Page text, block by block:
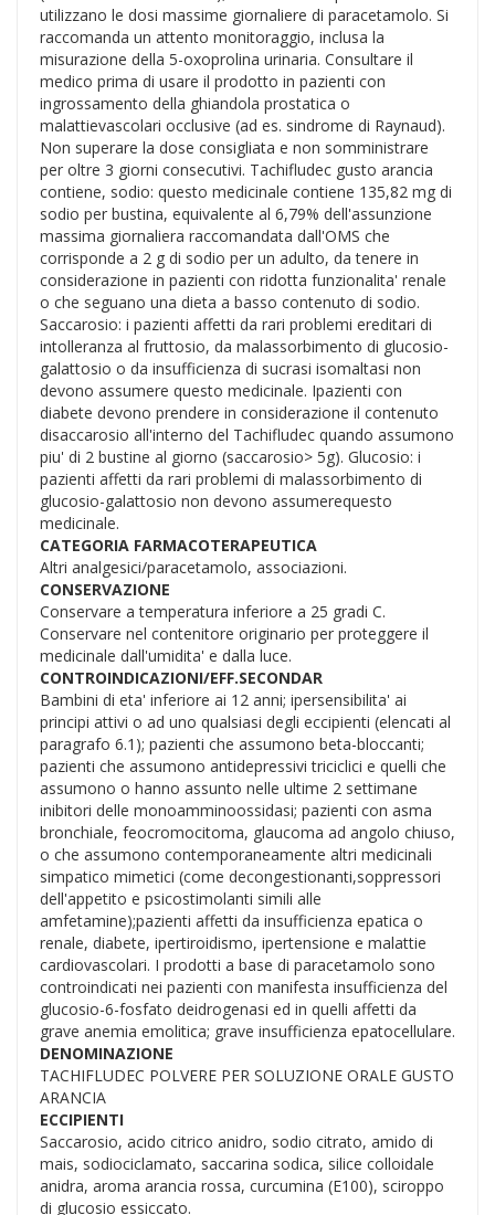
utilizzano le dosi massime giornaliere di paracetamolo. Si
raccomanda un attento monitoraggio, inclusa la
misurazione della 5-oxoprolina urinaria. Consultare il
medico prima di usare il prodotto in pazienti con
ingrossamento della ghiandola prostatica o
malattievascolari occlusive (ad es. sindrome di Raynaud).
Non superare la dose consigliata e non somministrare
per oltre 3 giorni consecutivi. Tachifludec gusto arancia
contiene, sodio: questo medicinale contiene 135,82 mg di
sodio per bustina, equivalente al 6,79% dell'assunzione
massima giornaliera raccomandata dall'OMS che
corrisponde a 2 g di sodio per un adulto, da tenere in
considerazione in pazienti con ridotta funzionalita' renale
o che seguano una dieta a basso contenuto di sodio.
Saccarosio: i pazienti affetti da rari problemi ereditari di
intolleranza al fruttosio, da malassorbimento di glucosio-
galattosio o da insufficienza di sucrasi isomaltasi non
devono assumere questo medicinale. Ipazienti con
diabete devono prendere in considerazione il contenuto
disaccarosio all'interno del Tachifludec quando assumono
piu' di 2 bustine al giorno (saccarosio> 5g). Glucosio: i
pazienti affetti da rari problemi di malassorbimento di
glucosio-galattosio non devono assumerequesto
medicinale.
CATEGORIA FARMACOTERAPEUTICA
Altri analgesici/paracetamolo, associazioni.
CONSERVAZIONE
Conservare a temperatura inferiore a 25 gradi C.
Conservare nel contenitore originario per proteggere il
medicinale dall'umidita' e dalla luce.
CONTROINDICAZIONI/EFF.SECONDAR
Bambini di eta' inferiore ai 12 anni; ipersensibilita' ai
principi attivi o ad uno qualsiasi degli eccipienti (elencati al
paragrafo 6.1); pazienti che assumono beta-bloccanti;
pazienti che assumono antidepressivi triciclici e quelli che
assumono o hanno assunto nelle ultime 2 settimane
inibitori delle monoamminoossidasi; pazienti con asma
bronchiale, feocromocitoma, glaucoma ad angolo chiuso,
o che assumono contemporaneamente altri medicinali
simpatico mimetici (come decongestionanti,soppressori
dell'appetito e psicostimolanti simili alle
amfetamine);pazienti affetti da insufficienza epatica o
renale, diabete, ipertiroidismo, ipertensione e malattie
cardiovascolari. I prodotti a base di paracetamolo sono
controindicati nei pazienti con manifesta insufficienza del
glucosio-6-fosfato deidrogenasi ed in quelli affetti da
grave anemia emolitica; grave insufficienza epatocellulare.
DENOMINAZIONE
TACHIFLUDEC POLVERE PER SOLUZIONE ORALE GUSTO
ARANCIA
ECCIPIENTI
Saccarosio, acido citrico anidro, sodio citrato, amido di
mais, sodiociclamato, saccarina sodica, silice colloidale
anidra, aroma arancia rossa, curcumina (E100), sciroppo
di glucosio essiccato.